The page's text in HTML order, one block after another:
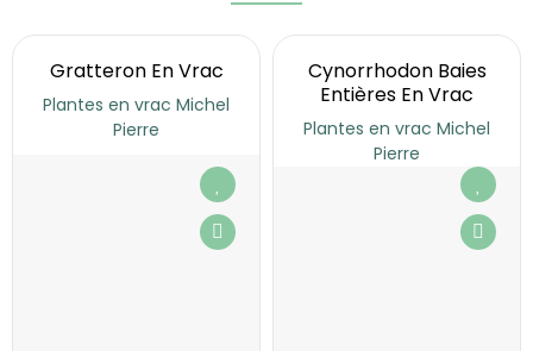
Gratteron En Vrac
Plantes en vrac Michel
Pierre
Cynorrhodon Baies
Entières En Vrac
Plantes en vrac Michel
Pierre